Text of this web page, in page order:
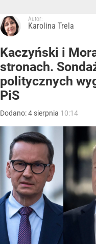
Autor:
Karolina Trela
Kaczyński i
stronach.
politycznych
PiS
Dodano:4 sierpnia 10:14